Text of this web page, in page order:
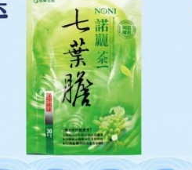
最新消息
產品館
原料館
關於珍果